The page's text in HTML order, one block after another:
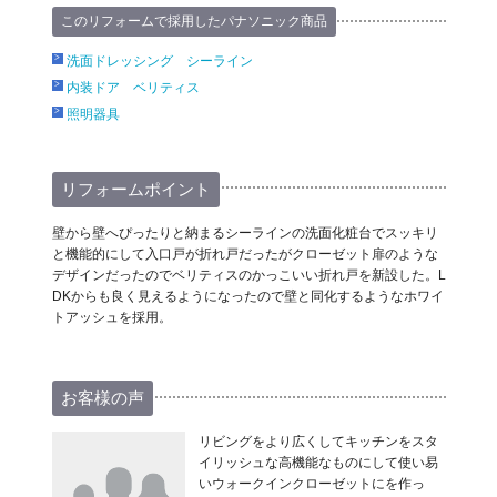
このリフォームで採用したパナソニック商品
洗面ドレッシング シーライン
内装ドア ベリティス
照明器具
リフォームポイント
壁から壁へぴったりと納まるシーラインの洗面化粧台でスッキリ
と機能的にして入口戸が折れ戸だったがクローゼット扉のような
デザインだったのでベリティスのかっこいい折れ戸を新設した。L
DKからも良く見えるようになったので壁と同化するようなホワイ
トアッシュを採用。
お客様の声
リビングをより広くしてキッチンをスタ
イリッシュな高機能なものにして使い易
いウォークインクローゼットにを作っ